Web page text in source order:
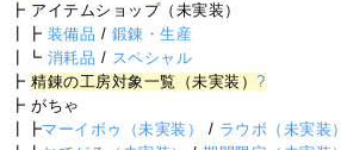
┣ アイテムショップ（未実装）
┃┣ 装備品 / 鍛錬・生産
┃┗ 消耗品 / スペシャル
┣精錬の工房対象一覧（未実装）?
┣ がちゃ
┃┣マーイボゥ（未実装） / ラウボ（未実装）